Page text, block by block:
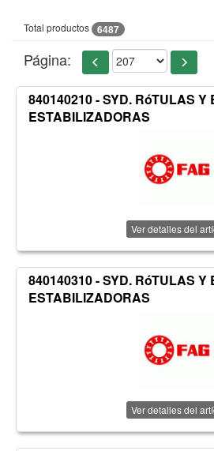
Total productos 6487
Página:
840140210 - SYD. RóTULAS Y
ESTABILIZADORAS
Ver detalles del
840140310 - SYD. RóTULAS Y
ESTABILIZADORAS
Ver detalles del